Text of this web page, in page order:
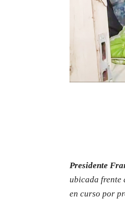
Presidente
ubicada frente
en curso por